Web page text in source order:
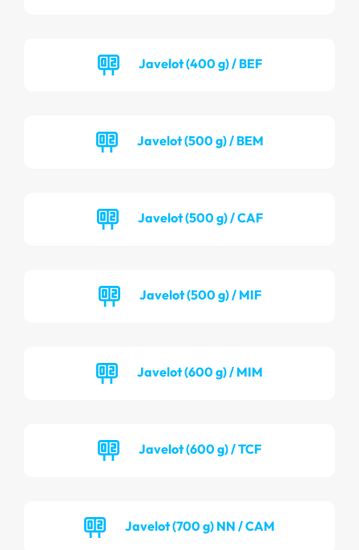
Javelot (400 g) / BEF
Javelot (500 g) / BEM
Javelot (500 g) / CAF
Javelot (500 g) / MIF
Javelot (600 g) / MIM
Javelot (600 g) / TCF
Javelot (700 g) NN / CAM